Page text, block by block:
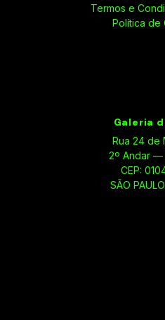
Termos e
Política de
Galeria
Rua 24 de
2º Andar —
CEP:
SÃO